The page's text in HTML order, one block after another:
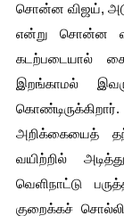
சொன்ன விஜய்,
என்று சொன்ன
கடற்படையால்
இறங்காமல்
அறிக்கையைத்
வயிற்றில்
வெளிநாட்டு
குறைக்கச் சொல்லி